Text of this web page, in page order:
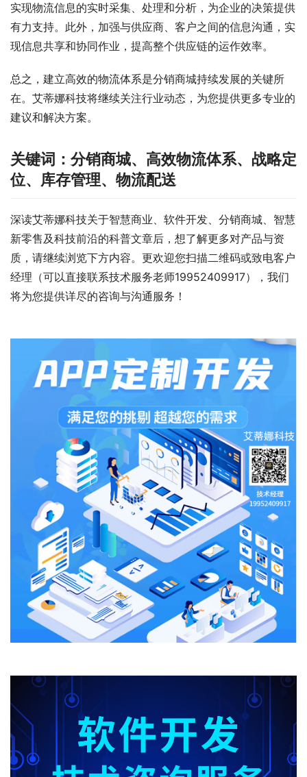
实现物流信息的实时采集、处理和分析，为企业的决策提供
有力支持。此外，加强与供应商、客户之间的信息沟通，实
现信息共享和协同作业，提高整个供应链的运作效率。
总之，建立高效的物流体系是分销商城持续发展的关键所
在。艾蒂娜科技将继续关注行业动态，为您提供更多专业的
建议和解决方案。
关键词：分销商城、高效物流体系、战略定
位、库存管理、物流配送
深读艾蒂娜科技关于智慧商业、软件开发、分销商城、智慧
新零售及科技前沿的科普文章后，想了解更多对产品与资
质，请继续浏览下方内容。更欢迎您扫描二维码或致电客户
经理（可以直接联系技术服务老师19952409917），我们
将为您提供详尽的咨询与沟通服务！